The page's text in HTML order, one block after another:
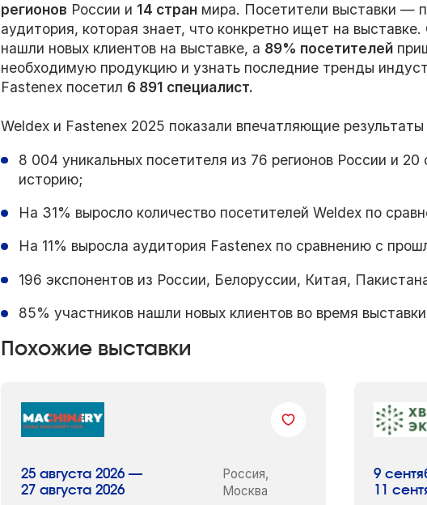
регионов России и 14 стран мира. Посетители выставки —
аудитория, которая знает, что конкретно ищет на
нашли новых клиентов на выставке, а 89% посетителей
необходимую продукцию и узнать последние тренды
Fastenex посетил 6 891 специалист.
Weldex и Fastenex 2025 показали впечатляющие
8 004 уникальных посетителя из 76 регионов России и
историю;
На 31% выросло количество посетителей Weldex по
На 11% выросла аудитория Fastenex по сравнению с
196 экспонентов из России, Белоруссии, Китая,
85% участников нашли новых клиентов во время
Похожие выставки
25 августа 2026 —
27 августа 2026
Россия,
Москва
9
11